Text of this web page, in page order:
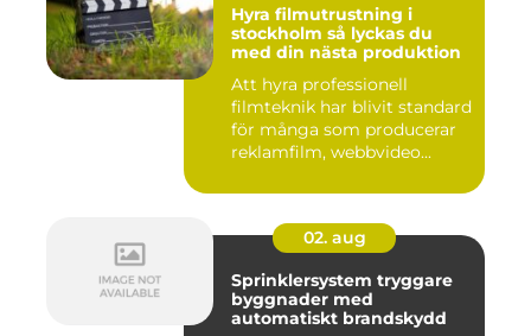
Hyra filmutrustning i
stockholm så lyckas du
med din nästa produktion
Att hyra professionell
filmteknik har blivit standard
för många som producerar
reklamfilm, webbvideo...
02. aug
Sprinklersystem tryggare
byggnader med
automatiskt brandskydd